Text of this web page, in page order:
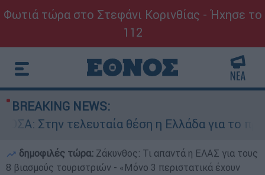
Φωτιά τώρα στο Στεφάνι Κορινθίας - Ήχησε το
112
BREAKING NEWS:
Στην τελευταία θέση η Ελλάδα για το
δημοφιλές τώρα: Ζάκυνθος: Τι απαντά η ΕΛΑΣ για τους
8 βιασμούς τουριστριών - «Μόνο 3 περιστατικά έχουν